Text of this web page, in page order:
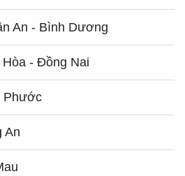
An - Bình Dương
- Đồng Nai
Phước
An